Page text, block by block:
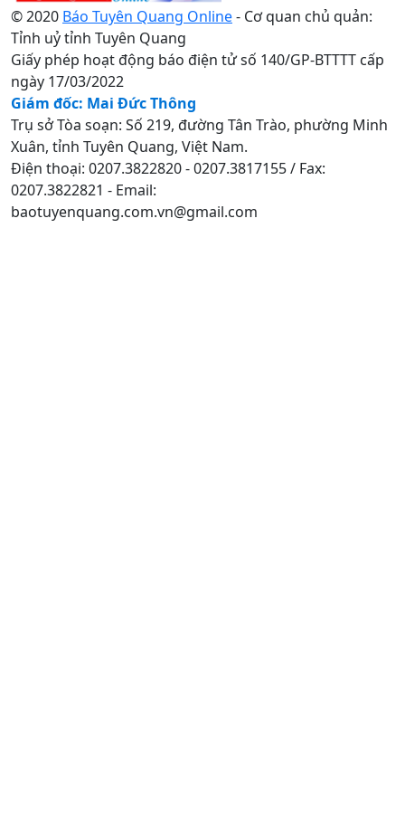
© 2020 Báo Tuyên Quang Online- Cơ quan chủ quản:
Tỉnh uỷ tỉnh Tuyên Quang
Giấy phép hoạt động báo điện tử số 140/GP-BTTTT cấp
ngày 17/03/2022
Giám đốc: Mai Đức Thông
Trụ sở Tòa soạn: Số 219, đường Tân Trào, phường Minh
Xuân, tỉnh Tuyên Quang, Việt Nam.
Điện thoại: 0207.3822820 - 0207.3817155 / Fax:
0207.3822821 - Email:
baotuyenquang.com.vn@gmail.com